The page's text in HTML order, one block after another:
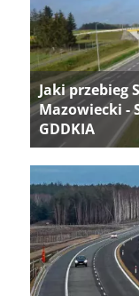
Jaki przebieg
Mazowiecki -
GDDKIA